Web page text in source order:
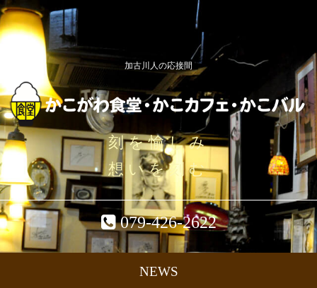
加古川人の応接間
刻を愉しみ
想いを刻む
079-426-2622
NEWS